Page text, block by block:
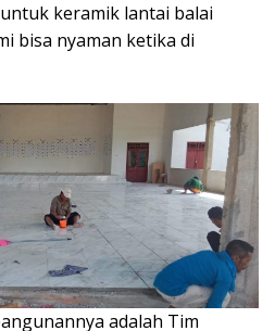
keramik lantai balai
bisa nyaman ketika di
adalah Tim